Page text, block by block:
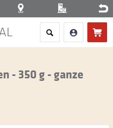
- 350 g - ganze